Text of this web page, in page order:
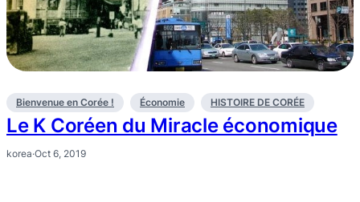
Bienvenue en Corée ! Économie HISTOIRE DE CORÉE
Le K Coréen du Miracle économique
korea·Oct 6, 2019